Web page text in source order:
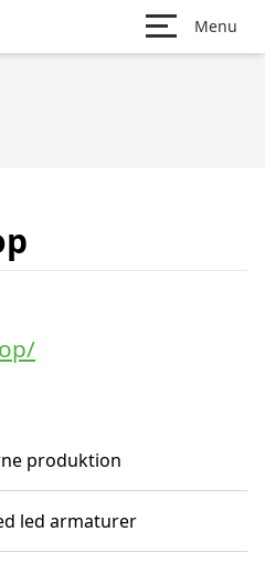
Menu
produktion
led armaturer